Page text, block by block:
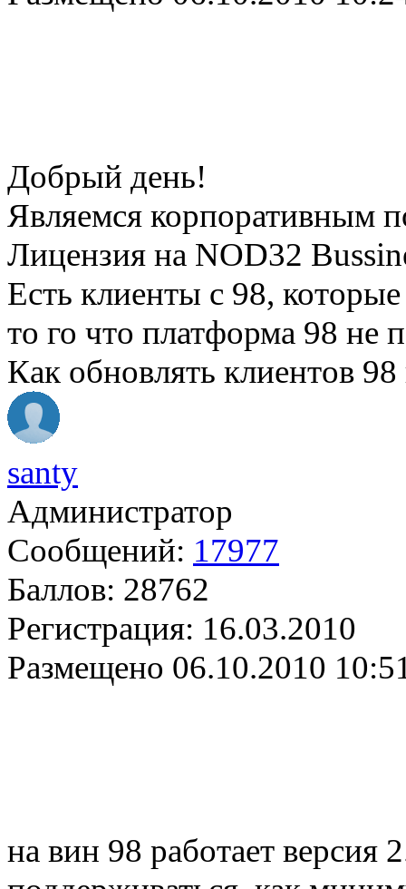
Добрый день!
Являемся корпоративным
Лицензия на NOD32
Есть клиенты с 98,
то го что платформа 98 не
Как обновлять клиентов
santy
Администратор
Сообщений: 17977
Баллов: 28762
Регистрация: 16.03.2010
Размещено 06.10.2010
на вин 98 работает версия